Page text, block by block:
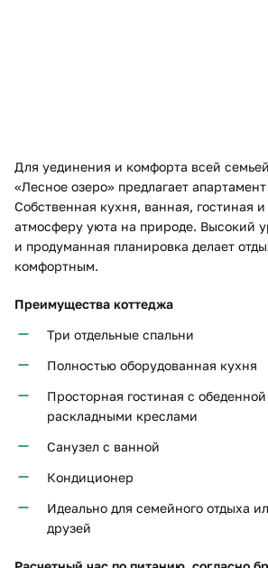
Для уединения и комфорта всей
«Лесное озеро» предлагает
Собственная кухня, ванная, гостиная
атмосферу уюта на природе. Высокий
и продуманная планировка делает
комфортным.
Преимущества коттеджа
Три отдельные спальни
Полностью оборудованная кухня
Просторная гостиная с
раскладными креслами
Санузел с ванной
Кондиционер
Идеально для семейного отдыха
друзей